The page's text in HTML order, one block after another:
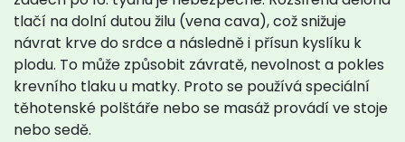
tlačí na dolní dutou žilu (vena cava), což snižuje
návrat krve do srdce a následně i přísun kyslíku k
plodu. To může způsobit závratě, nevolnost a pokles
krevního tlaku u matky. Proto se používá speciální
těhotenské polštáře nebo se masáž provádí ve stoje
nebo sedě.